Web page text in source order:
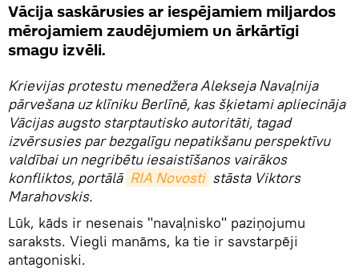
Vācija saskārusies ar iespējamiem miljardos
mērojamiem zaudējumiem un ārkārtīgi
smagu izvēli.
Krievijas protestu menedžera Alekseja Navaļnija
pārvešana uz klīniku Berlīnē, kas šķietami apliecināja
Vācijas augsto starptautisko autoritāti, tagad
izvērsusies par bezgalīgu nepatikšanu perspektīvu
valdībai un negribētu iesaistīšanos vairākos
konfliktos, portālā RIA Novosti stāsta Viktors
Marahovskis.
Lūk, kāds ir nesenais "navaļnisko" paziņojumu
saraksts. Viegli manāms, ka tie ir savstarpēji
antagoniski.